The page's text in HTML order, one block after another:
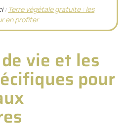
: Terre végétale gratuite : les
en profiter
vie et les
pour